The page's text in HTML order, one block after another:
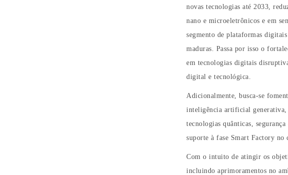
novas tecnologias até 2033,
nano e microeletrônicos e em
segmento de plataformas
maduras. Passa por isso o
em tecnologias digitais
digital e tecnológica.
Adicionalmente, busca-se
inteligência artificial generativa,
tecnologias quânticas,
suporte à fase Smart Factory
Com o intuito de atingir os
incluindo aprimoramentos no